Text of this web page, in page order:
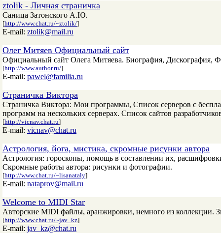
ztolik - Личная страничка
Саница Затонского А.Ю.
[http://www.chat.ru/~ztolik/]
E-mail: ztolik@mail.ru
Олег Митяев Официальный сайт
Официальный сайт Олега Митяева. Биография, Дискография,
[http://www.author.ru/]
E-mail: pawel@familia.ru
Страничка Виктора
Страничка Виктора: Мои программы, Список серверов с
программ на нескольких серверах. Список сайтов
[http://vicnav.chat.ru]
E-mail: vicnav@chat.ru
Астрология, йога, мистика, скромные рисунки автора
Астрология: гороскопы, помощь в составлении их,
Скромные работы автора: рисунки и фотографии.
[http://www.chat.ru/~lisanataly]
E-mail: nataprov@mail.ru
Welcome to MIDI Star
Авторские MIDI файлы, аранжировки, немного из коллекции.
[http://www.chat.ru/~jav_kz]
E-mail: jav_kz@chat.ru